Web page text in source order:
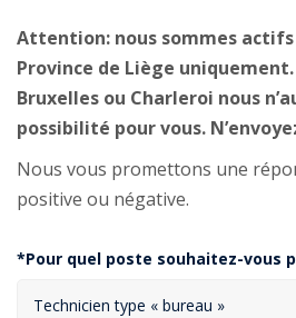
Attention: nous sommes
Province de Liège
Bruxelles ou Charleroi nous
possibilité pour vous.
Nous vous promettons une
positive ou négative.
*Pour quel poste souhaitez-vous